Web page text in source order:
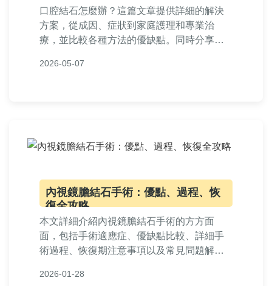
口腔結石怎麼辦？這篇文章提供詳細的解決
方案，從成因、症狀到家庭護理和專業治
療，並比較各種方法的優缺點。同時分享預
石問題，維持口腔健康。內容基於實際經
2026-05-07
內視鏡膽結石手術：優點、過程、恢
復全攻略
本文詳細介紹內視鏡膽結石手術的方方面
面，包括手術適應症、優缺點比較、詳細手
術過程、恢復期注意事項以及常見問題解
術前準備到術後護理，提供實用資訊，讓您
2026-01-28